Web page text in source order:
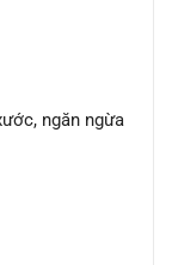
ngăn ngừa